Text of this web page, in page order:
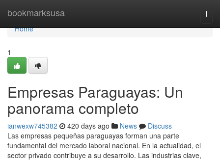
bookmarksusa
Home
Home
1
Empresas Paraguayas: Un
panorama completo
ianwexw745382 420 days ago News
Discuss
Las empresas pequeñas paraguayas forman una parte
fundamental del mercado laboral nacional. En la actualidad, el
sector privado contribuye a su desarrollo. Las industrias clave,